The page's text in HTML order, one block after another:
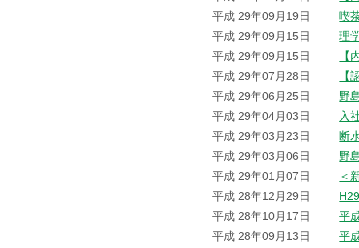
平成 29年09月19日
喫
平成 29年09月15日
理
平成 29年09月15日
【
平成 29年07月28日
【
平成 29年06月25日
野
平成 29年04月03日
入
平成 29年03月23日
断
平成 29年03月06日
野
平成 29年01月07日
＜
平成 28年12月29日
平成 28年10月17日
平
平成 28年09月13日
平